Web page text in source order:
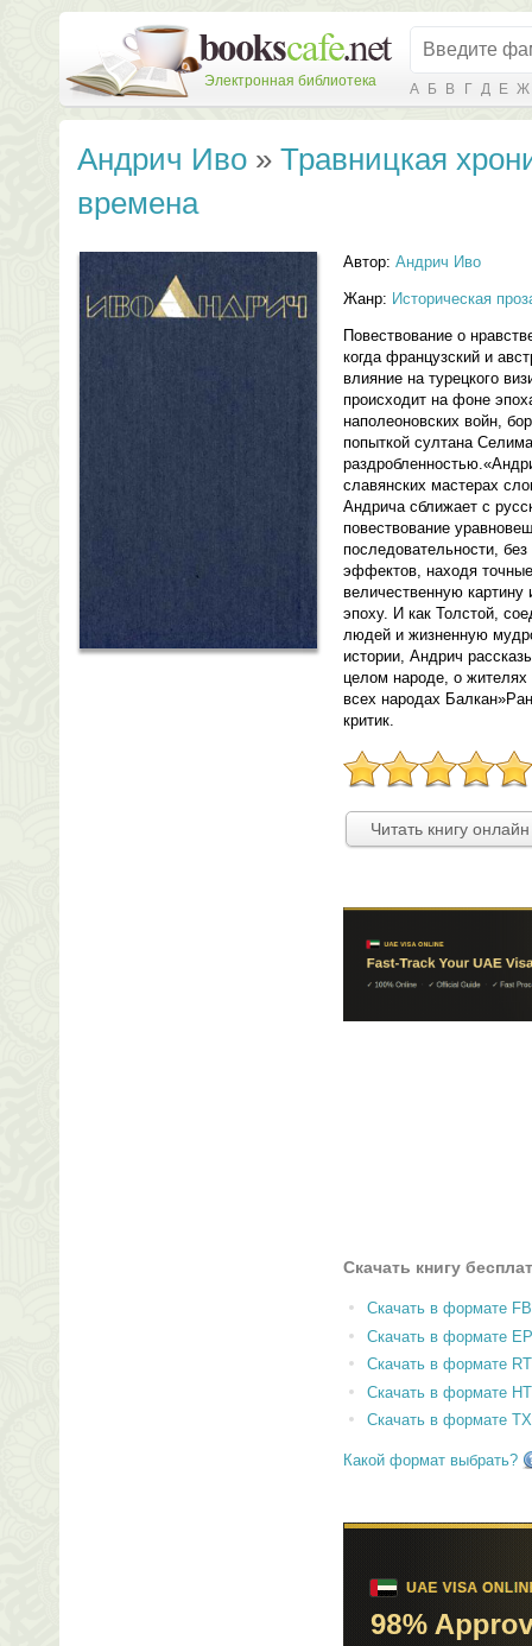
Электронная библиотека А Б В Г Д Е Ж
Андрич Иво » Травницкая
времена
Автор: Андрич Иво
Жанр: Историческая
Повествование о
когда французский и
влияние на турецкого
происходит на фоне
наполеоновских войн,
попыткой султана
славянских мастерах
Андрича сближает с
повествование
последовательности,
эффектов, находя
величественную
эпоху. И как Толстой,
людей и жизненную
истории, Андрич
целом народе, о
всех народах
критик.
Читать книгу
Скачать книгу
Скачать в формате
Скачать в формате
Скачать в формате
Скачать в формате
Скачать в формате
Какой формат выбрать?